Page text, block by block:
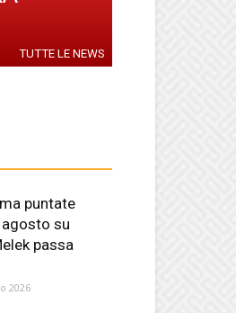
TUTTE LE NEWS
puntate
su
passa
2026